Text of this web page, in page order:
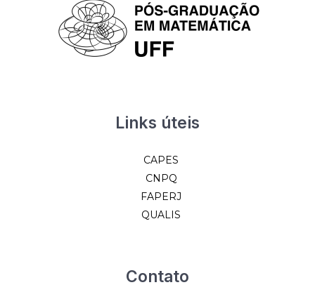
Links úteis
CAPES
CNPQ
FAPERJ
QUALIS
Contato